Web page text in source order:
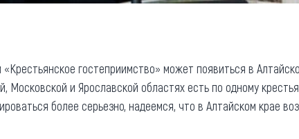
гостеприимство» может появиться в
и Ярославской областях есть по одному
более серьезно, надеемся, что в Алтайском крае